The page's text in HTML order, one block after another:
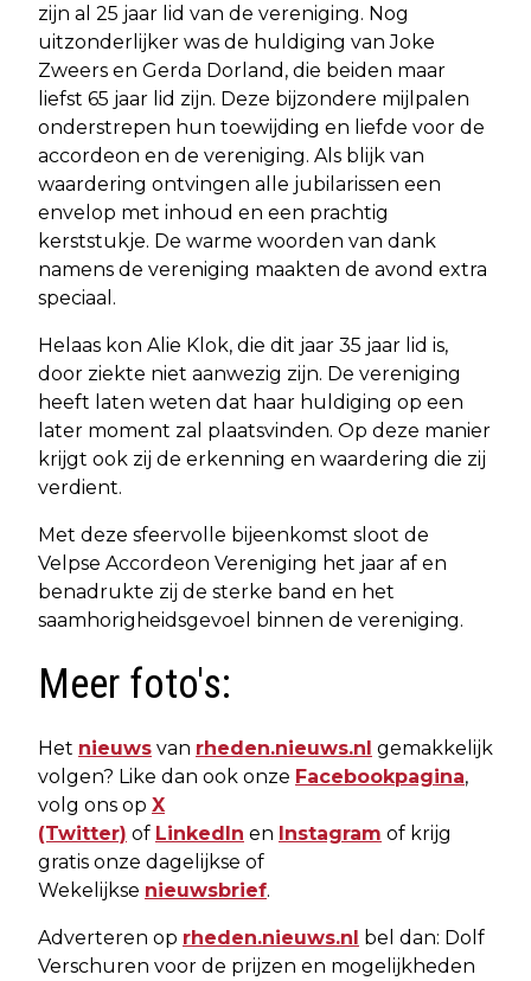
zijn al 25 jaar lid van de vereniging. Nog
uitzonderlijker was de huldiging van Joke
Zweers en Gerda Dorland, die beiden maar
liefst 65 jaar lid zijn. Deze bijzondere mijlpalen
onderstrepen hun toewijding en liefde voor de
accordeon en de vereniging. Als blijk van
waardering ontvingen alle jubilarissen een
envelop met inhoud en een prachtig
kerststukje. De warme woorden van dank
namens de vereniging maakten de avond extra
speciaal.
Helaas kon Alie Klok, die dit jaar 35 jaar lid is,
door ziekte niet aanwezig zijn. De vereniging
heeft laten weten dat haar huldiging op een
later moment zal plaatsvinden. Op deze manier
krijgt ook zij de erkenning en waardering die zij
verdient.
Met deze sfeervolle bijeenkomst sloot de
Velpse Accordeon Vereniging het jaar af en
benadrukte zij de sterke band en het
saamhorigheidsgevoel binnen de vereniging.
Meer foto's:
Het nieuws van rheden.nieuws.nl gemakkelijk
volgen? Like dan ook onze Facebookpagina,
volg ons op X
(Twitter) of LinkedIn en Instagram of krijg
gratis onze dagelijkse of
Wekelijkse nieuwsbrief.
Adverteren op rheden.nieuws.nl bel dan: Dolf
Verschuren voor de prijzen en mogelijkheden